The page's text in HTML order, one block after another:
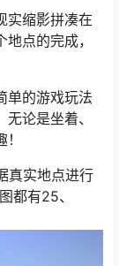
实缩影拼凑在
点的完成，
单的游戏玩法
论是坐着、
真实地点进行
都有25、